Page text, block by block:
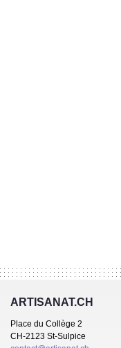
ARTISANAT.CH
Place du Collège 2
CH-2123 St-Sulpice